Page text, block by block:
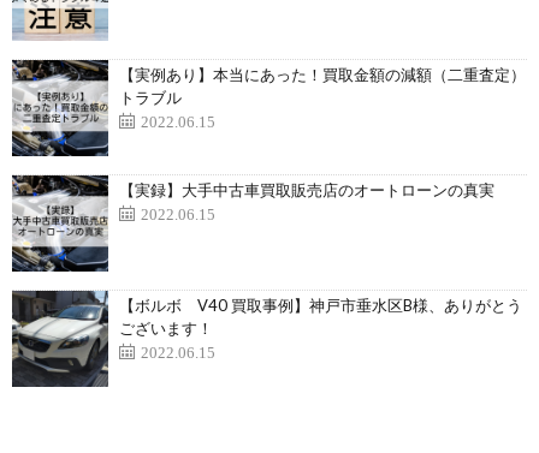
【実例あり】本当にあった！買取金額の減額（二重査定）
トラブル
2022.06.15
【実録】大手中古車買取販売店のオートローンの真実
2022.06.15
【ボルボ V40 買取事例】神戸市垂水区B様、ありがとう
ございます！
2022.06.15